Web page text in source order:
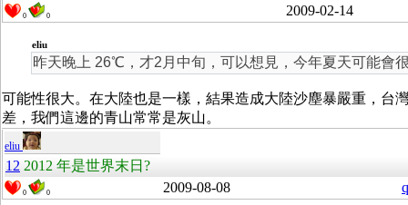
0 0 2009-02-14
eliu
昨天晚上 26℃，才2月中旬，可以想見，今年夏天可能會
可能性很大。在大陸也是一樣，結果造成大陸沙塵暴嚴重，台
差，我們這邊的青山常常是灰山。
eliu
12 2012 年是世界末日?
0 0 2009-08-08